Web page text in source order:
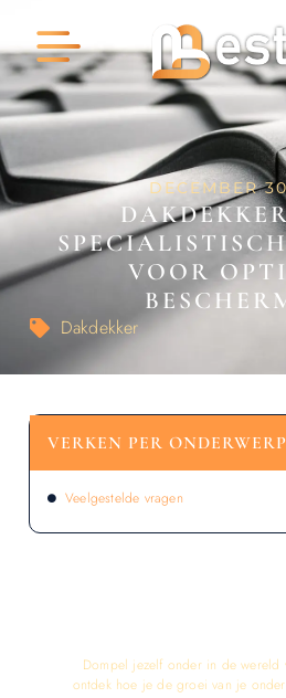
DECEMBER
VOOR
Dakdekker
VERKEN PER ONDERWERP
Veelgestelde vragen
Dompel jezelf onder in de wereld
ontdek hoe je de groei van je